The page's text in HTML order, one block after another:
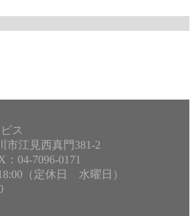
ス
江見西真門381-2
04-7096-0171
（定休日 水曜日）